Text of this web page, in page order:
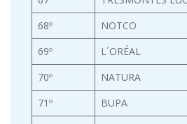
68º
NOTCO
69º
L´ORÉAL
70º
NATURA
71º
BUPA